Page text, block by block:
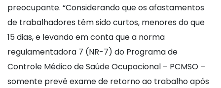
preocupante. “Considerando que os afastamentos
de trabalhadores têm sido curtos, menores do que
15 dias, e levando em conta que a norma
regulamentadora 7 (NR-7) do Programa de
Controle Médico de Saúde Ocupacional – PCMSO –
somente prevê exame de retorno ao trabalho após